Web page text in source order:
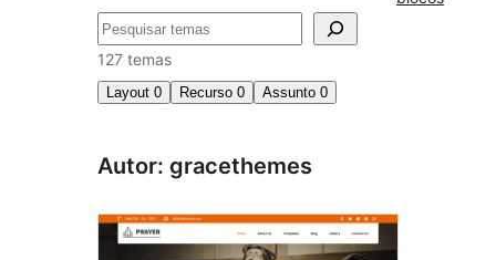
Pesquisar
127 temas
Layout 0 Recurso 0 Assunto 0
Autor: gracethemes